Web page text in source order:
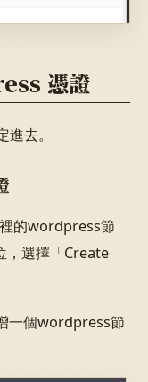
憑證
去。
的wordpress節
，選擇「Create
一個wordpress節